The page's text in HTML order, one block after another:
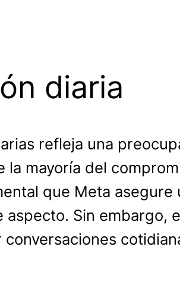
diaria
refleja una
mayoría del
que Meta asegure
Sin embargo,